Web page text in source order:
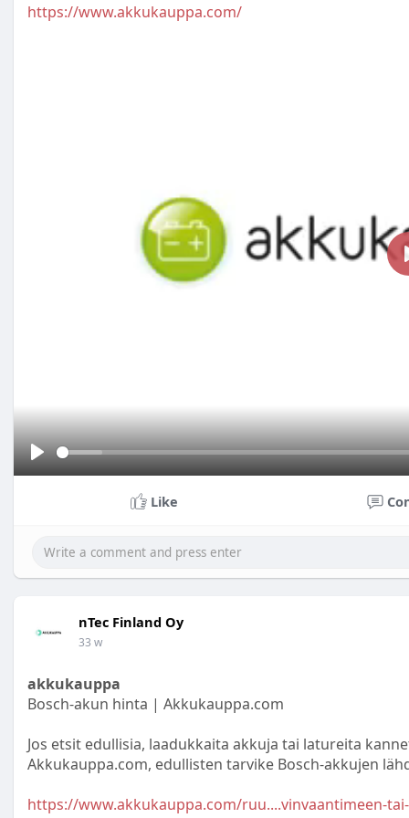
https://www.akkukauppa.com/
P
Like
nTec Finland Oy
33 w
akkukauppa
Bosch-akun hinta | Akkukauppa.com
Jos etsit edullisia, laadukkaita akkuja tai latureita
Akkukauppa.com, edullisten tarvike Bosch-akkujen
https://www.akkukauppa.com/ruu....vinvaantimeen-